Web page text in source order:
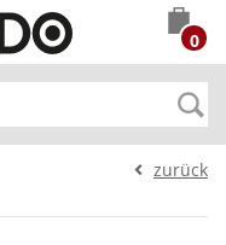
0
zurück